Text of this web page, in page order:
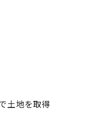
土地を取得